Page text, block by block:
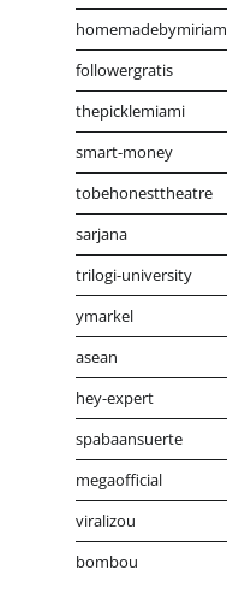
homemadebymiriam
followergratis
thepicklemiami
smart-money
tobehonesttheatre
sarjana
trilogi-university
ymarkel
asean
hey-expert
spabaansuerte
megaofficial
viralizou
bombou